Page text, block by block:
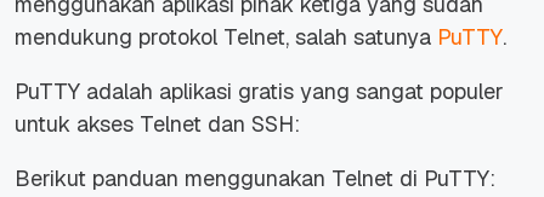
mendukung protokol Telnet, salah satunya PuTTY.
PuTTY adalah aplikasi gratis yang sangat populer
untuk akses Telnet dan SSH:
Berikut panduan menggunakan Telnet di PuTTY: